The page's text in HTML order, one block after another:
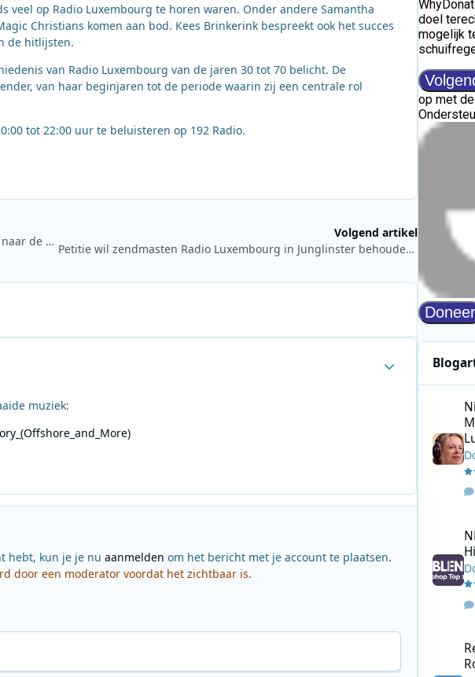
op Radio Luxembourg te horen waren. Onder andere Samantha
Christians komen aan bod. Kees Brinkerink bespreekt ook het succes
de hitlijsten.
van Radio Luxembourg van de jaren 30 tot 70 belicht. De
van haar beginjaren tot de periode waarin zij een centrale rol
tot 22:00 uur te beluisteren op 192 Radio.
Luisteronderzoek week 50 2025: Top 4000 stuwt Radio 10 naar de eerste plaats
Volgend artikel
Petitie wil zendmasten Radio Luxembourg in Junglinster behouden als erfgoed
Author stats
muziek:
hebt, kun je je nu aanmelden om het bericht met je account te plaatsen.
door een moderator voordat het zichtbaar is.